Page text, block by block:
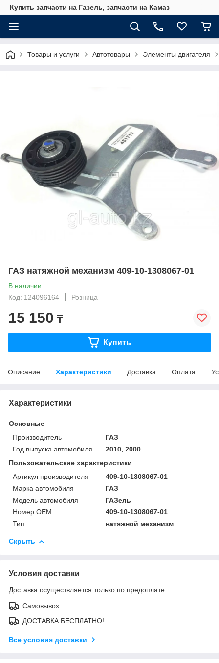
Купить запчасти на Газель, запчасти на Камаз
Товары и услуги Автотовары Элементы двигателя
ГАЗ натяжной механизм 409-10-1308067-01
В наличии
Код: 124096164
Розница
15 150 ₸
Купить
Описание Характеристики Доставка Оплата
Характеристики
Основные
Производитель
ГАЗ
Год выпуска автомобиля
2010, 2000
Пользовательские характеристики
Артикул производителя
409-10-1308067-01
Марка автомобиля
ГАЗ
Модель автомобиля
ГАЗель
Номер OEM
409-10-1308067-01
Тип
натяжной механизм
Скрыть
Условия доставки
Доставка осуществляется только по предоплате.
Самовывоз
ДОСТАВКА БЕСПЛАТНО!
Все условия доставки